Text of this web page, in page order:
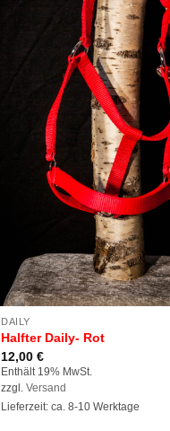
DAILY
Halfter Daily- Rot
12,00€
Enthält 19% MwSt.
zzgl.Versand
Lieferzeit: ca. 8-10 Werktage